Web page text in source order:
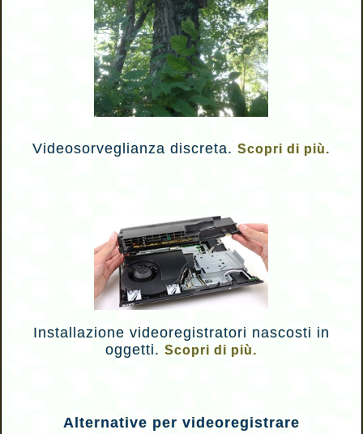
Videosorveglianza discreta.Scopri di più.
Installazione videoregistratori nascosti in
oggetti.Scopri di più.
Alternative per videoregistrare